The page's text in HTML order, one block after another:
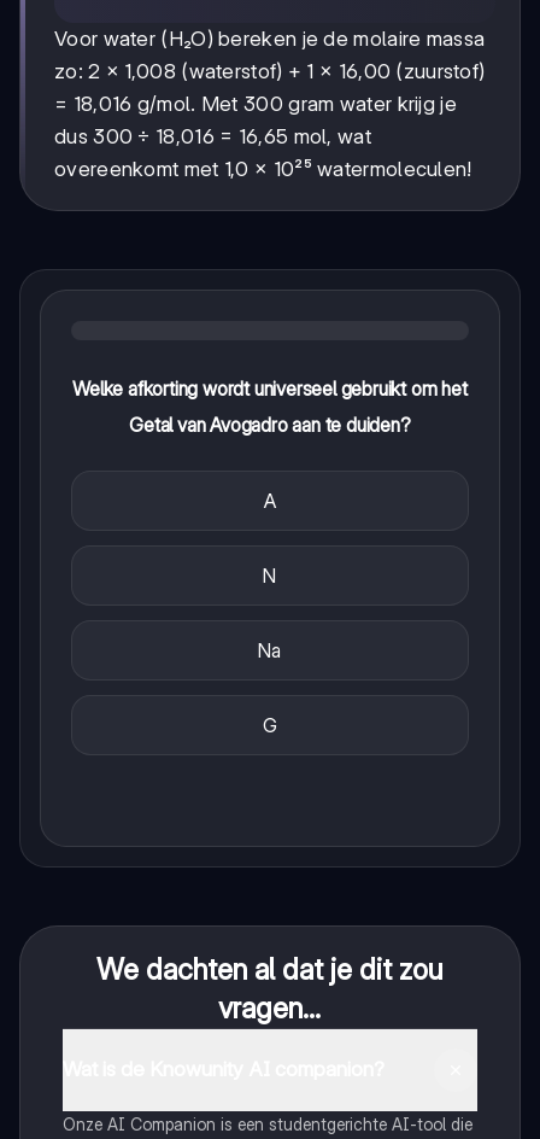
Voor water (H₂O) bereken je de molaire massa
zo: 2 × 1,008 (waterstof) + 1 × 16,00 (zuurstof)
= 18,016 g/mol. Met 300 gram water krijg je
dus 300 ÷ 18,016 = 16,65 mol, wat
overeenkomt met 1,0 × 10²⁵ watermoleculen!
Welke afkorting wordt universeel gebruikt om het
Getal van Avogadro aan te duiden?
A
N
Na
G
We dachten al dat je dit zou
vragen...
Onze AI Companion is een studentgerichte AI-tool die